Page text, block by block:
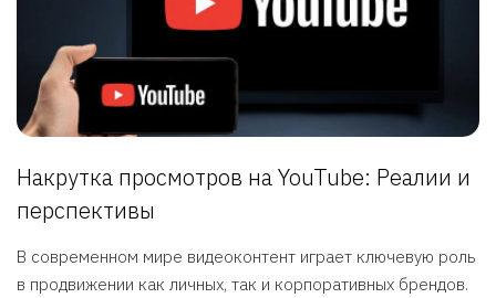
Накрутка просмотров на YouTube: Реалии и
перспективы
В современном мире видеоконтент играет ключевую роль
в продвижении как личных, так и корпоративных брендов.